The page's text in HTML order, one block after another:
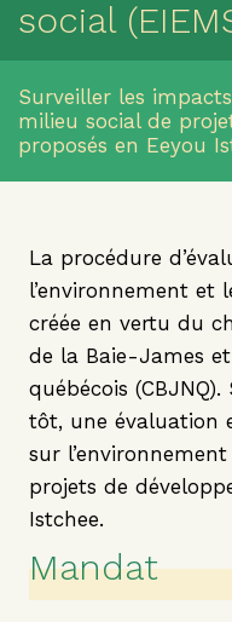
social
Surveiller les
milieu social de
proposés en Eeyou
La procédure
l’environnement et
créée en vertu du
de la Baie-James
québécois
tôt, une évaluation
sur
projets de
Istchee.
Mandat